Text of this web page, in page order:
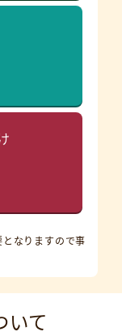
なりますので事
いて